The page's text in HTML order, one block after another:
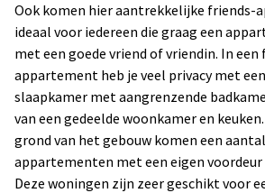
Ook komen hier aantrekkelijke friends-
ideaal voor iedereen die graag een
met een goede vriend of vriendin. In een
appartement heb je veel privacy met
slaapkamer met aangrenzende
van een gedeelde woonkamer en
grond van het gebouw komen een
appartementen met een eigen voordeur
Deze woningen zijn zeer geschikt voor